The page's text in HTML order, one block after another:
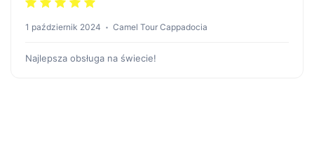
1 październik 2024 Camel Tour Cappadocia
Najlepsza obsługa na świecie!